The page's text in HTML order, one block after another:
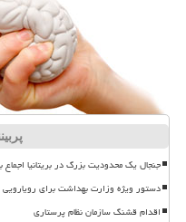
جنجال یک محدودیت بزرگ در بریتانیا اجماع
دستور ویژه وزارت بهداشت برای
اقدام قشنگ سازمان نظام پرستاری